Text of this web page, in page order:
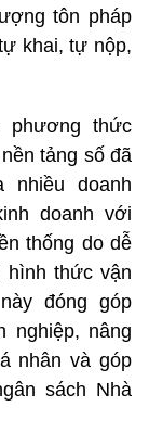
tôn pháp
khai, tự nộp,
phương thức
tảng số đã
doanh
doanh với
thống do dễ
hình thức vận
đóng góp
nghiệp, nâng
nhân và góp
sách Nhà